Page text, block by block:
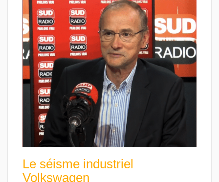
Le séisme industriel
Volkswagen